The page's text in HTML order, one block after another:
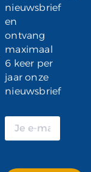
nieuwsbrief
en
ontvang
maximaal
6 keer per
jaar onze
nieuwsbrief